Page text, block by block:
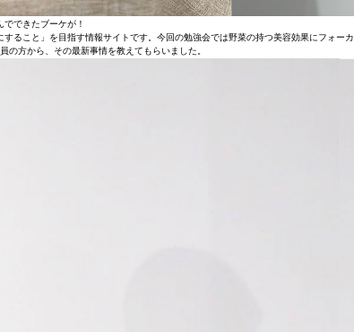
できたブーケが！
ること」を目指す情報サイトです。今回の勉強会では野菜の持つ美容効果にフォーカ
の方から、その最新事情を教えてもらいました。